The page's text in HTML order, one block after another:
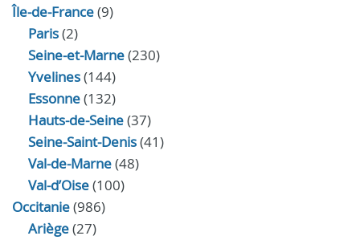
Île-de-France(9)
Paris(2)
Seine-et-Marne(230)
Yvelines(144)
Essonne(132)
Hauts-de-Seine(37)
Seine-Saint-Denis(41)
Val-de-Marne(48)
Val-d’Oise(100)
Occitanie(986)
Ariège(27)